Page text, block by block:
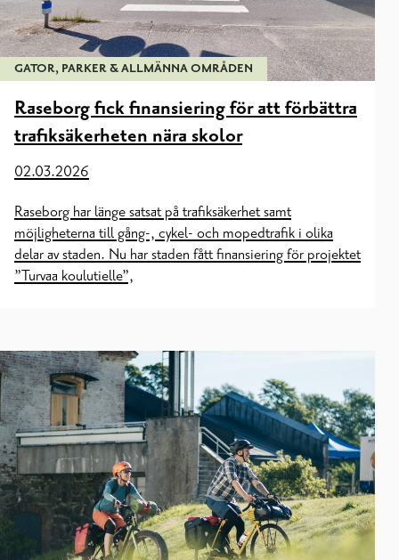
GATOR, PARKER & ALLMÄNNA OMRÅDEN
Raseborg fick finansiering för att förbättra
trafiksäkerheten nära skolor
02.03.2026
Raseborg har länge satsat på trafiksäkerhet samt
möjligheterna till gång-, cykel- och mopedtrafik i olika
delar av staden. Nu har staden fått finansiering för projektet
”Turvaa koulutielle”,